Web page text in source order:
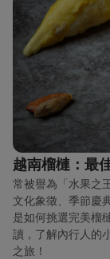
越南榴槤：最
常被譽為「水果之
文化象徵、季節慶
是如何挑選完美榴
讀，了解內行人的
之旅！